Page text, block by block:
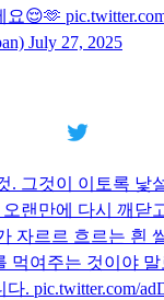
요😌🫶
July 27, 2025
. 그것이 이토록 낯
랜만에 다시 깨닫
자르르 흐르는 흰
먹여주는 것이야
. pic.twitter.com/